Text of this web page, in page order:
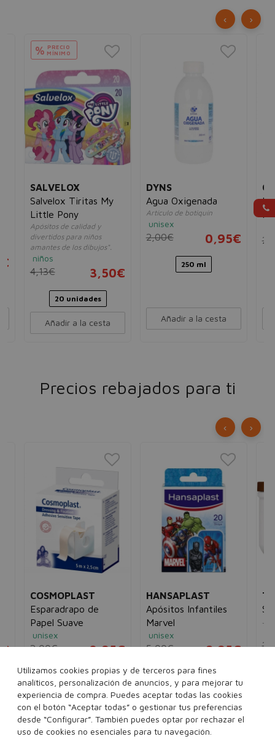
% PRECIO
MÍNIMO
SALVELOX
Salvelox Tiritas My
Little Pony
Apósitos de calidad y
divertidos para niños
amantes de los dibujos".
niños
4,13€ 3,50€
20 unidades
Añadir a la cesta
DYNS
Agua Oxigenada
Artículo de botiquín
unisex
2,00€ 0,95€
250 ml
Añadir a la cesta
‹ ›
Precios rebajados para ti
COSMOPLAST
Esparadrapo de
Papel Suave
unisex
2,00€ 0,95€
1 unidades
Añadir a la cesta
HANSAPLAST
Apósitos Infantiles
Marvel
unisex
5,00€ 2,95€
20 unidades
Añadir a la cesta
‹ ›
Utilizamos cookies propias y de terceros para fines
analíticos, personalización de anuncios, y para mejorar tu
experiencia de compra. Puedes aceptar todas las cookies
con el botón “Aceptar todas” o gestionar tus preferencias
desde “Configurar”. También puedes optar por rechazar el
uso de cookies no esenciales para tu navegación.